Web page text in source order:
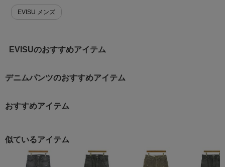
EVISU メンズ
EVISUのおすすめアイテム
デニムパンツのおすすめアイテム
おすすめアイテム